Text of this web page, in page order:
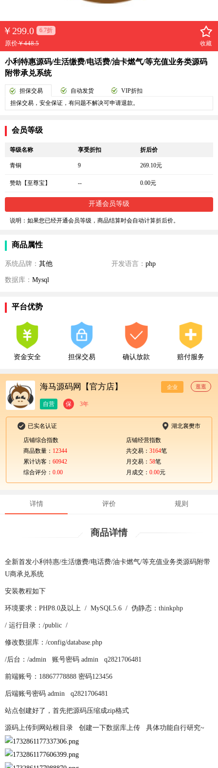
￥ 299.0 6.7折
原价￥448.5 收藏
小利特惠源码/生活缴费/电话费/油卡燃气/等充值业务类源码
附带承兑系统
担保交易 自动发货
VIP折扣
担保交易，安全保证，有问题不解决可申请退款。
会员等级
等级名称 享受折扣 折后价
青铜 9 269.10元
赞助【至尊宝】 -- 0.00元
开通会员等级
说明：如果您已经开通会员等级，商品结算时会自动计算折后价。
商品属性
系统品牌： 其他 开发语言： php
数据库： Mysql
平台优势
资金安全 担保交易 确认放款 赔付服务
海马源码网【官方店】 企业 逛逛
自营 保 3年
已实名认证 湖北襄樊市
店铺综合指数
商品数量： 12344
累计访客： 60942
综合评分： 0.00
店铺经营指数
共交易： 3164笔
月交易： 58笔
月成交： 0.00元
详情 评价 规则
商品详情
全新首发小利特惠/生活缴费/电话费/油卡燃气/等充值业务类源码附带
U商承兑系统
安装教程如下
环境要求：PHP8.0及以上 / MySQL5.6 / 伪静态： thinkphp
/ 运行目录：/public /
修改数据库 ：/config/database.php
/后台：/admin 账号密码 admin q2821706481
前端账号：18867778888 密码123456
后端账号密码 admin q2821706481
站点创建好了，首先把源码压缩成zip格式
源码上传到网站根目录 创建一下数据库上传 具体功能自行研究~